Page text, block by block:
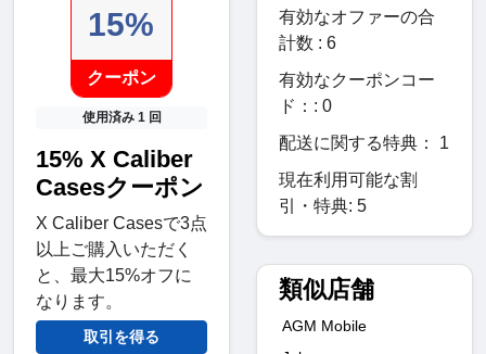
15%
クーポン
使用済み 1 回
15% X Caliber
Casesクーポン
X Caliber Casesで3点
以上ご購入いただく
と、最大15%オフに
なります。
取引を得る
有効なオファーの合
計数 : 6
有効なクーポンコー
ド：: 0
配送に関する特典： 1
現在利用可能な割
引・特典: 5
類似店舗
AGM Mobile